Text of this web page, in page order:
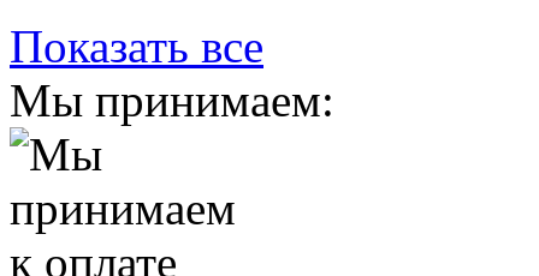
Показать все
Мы принимаем: